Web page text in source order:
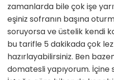
zamanlarda bile çok işe
eşiniz sofranın başına
soruyorsa ve üstelik kendi
bu tarifle 5 dakikada çok
hazırlayabilirsiniz. Ben
domatesli yapıyorum. İçine